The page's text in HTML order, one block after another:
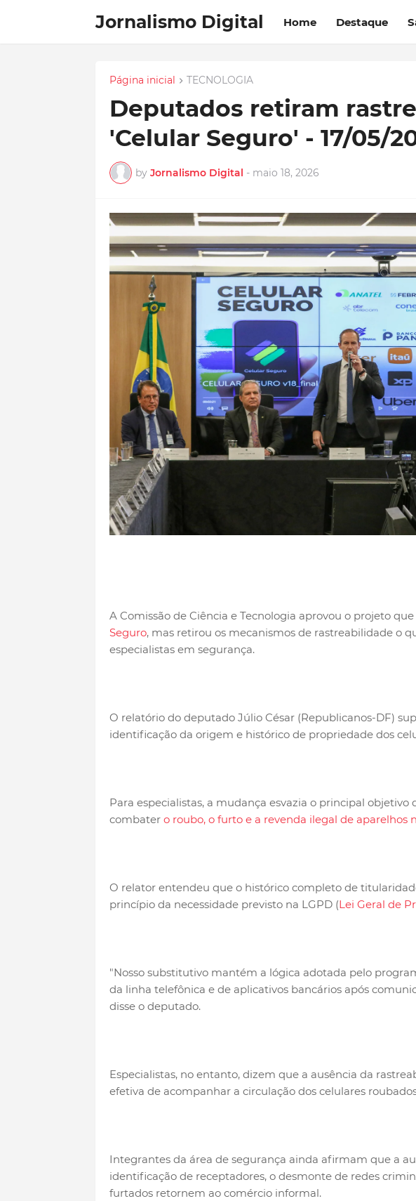
Jornalismo Digital Home Destaque
Página inicial TECNOLOGIA
Deputados retiram
'Celular Seguro' - 17/05/
by Jornalismo Digital - maio 18, 2026
A Comissão de Ciência e Tecnologia aprovou o projeto
Seguro, mas retirou os mecanismos de rastreabilidade o
especialistas em segurança.
O relatório do deputado Júlio César (Republicanos-DF)
identificação da origem e histórico de propriedade dos
Para especialistas, a mudança esvazia o principal
combater o roubo, o furto e a revenda ilegal de aparelhos
O relator entendeu que o histórico completo de
princípio da necessidade previsto na LGPD (Lei Geral de
"Nosso substitutivo mantém a lógica adotada pelo
da linha telefônica e de aplicativos bancários após
disse o deputado.
Especialistas, no entanto, dizem que a ausência da
efetiva de acompanhar a circulação dos celulares
Integrantes da área de segurança ainda afirmam que a
identificação de receptadores, o desmonte de redes
furtados retornem ao comércio informal.